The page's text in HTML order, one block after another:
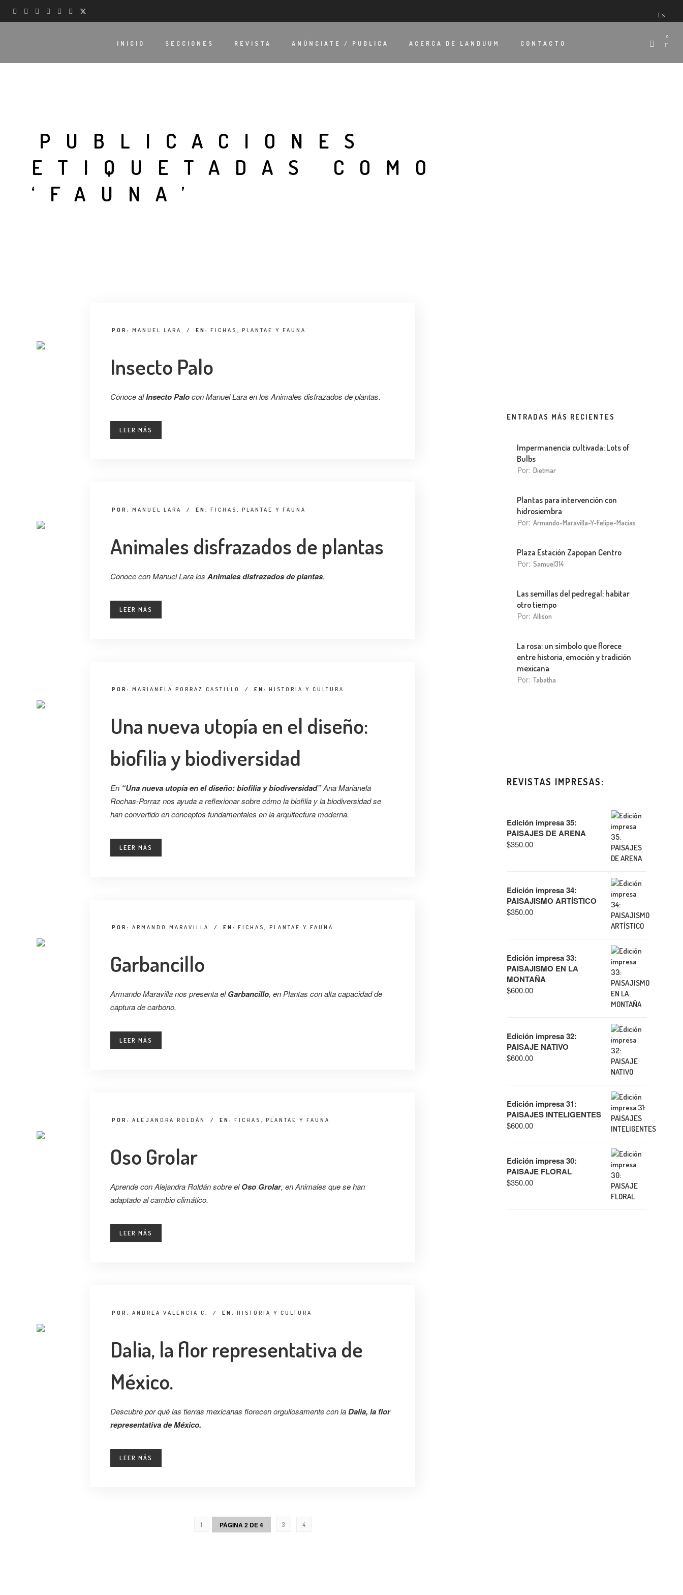
Es
INICIO SECCIONES REVISTA ANÚNCIATE / PUBLICA ACERCA DE LANDUUM CONTACTO
0
PUBLICACIONES
ETIQUETADAS COMO
‘FAUNA’
POR: MANUEL LARA / EN: FICHAS , PLANTAE Y FAUNA
Insecto Palo
Conoce alInsecto Palocon Manuel Lara en los Animales disfrazados de plantas.
LEER MÁS
POR: MANUEL LARA / EN: FICHAS , PLANTAE Y FAUNA
Animales disfrazados de plantas
Conoce con Manuel Lara los Animales disfrazados de plantas.
LEER MÁS
POR: MARIANELA PORRAZ CASTILLO / EN: HISTORIA Y CULTURA
Una nueva utopía en el diseño:
biofilia y biodiversidad
En “Una nueva utopía en el diseño: biofilia y biodiversidad”Ana Marianela
Rochas-Porraz nos ayuda a reflexionar sobre cómo la biofilia y la biodiversidad se
han convertido en conceptos fundamentales en la arquitectura moderna.
LEER MÁS
POR: ARMANDO MARAVILLA / EN: FICHAS , PLANTAE Y FAUNA
Garbancillo
Armando Maravilla nos presenta elGarbancillo, en Plantas con alta capacidad de
captura de carbono.
LEER MÁS
POR: ALEJANDRA ROLDÁN / EN: FICHAS , PLANTAE Y FAUNA
Oso Grolar
Aprende con Alejandra Roldán sobre elOso Grolar, en Animales que se han
adaptado al cambio climático.
LEER MÁS
POR: ANDREA VALENCIA C. / EN: HISTORIA Y CULTURA
Dalia, la flor representativa de
México.
Descubre por qué las tierras mexicanas florecen orgullosamente con laDalia, la flor
representativa de México.
LEER MÁS
1 PÁGINA 2 DE 4 3 4
ENTRADAS MÁS RECIENTES
Impermanencia cultivada: Lots of
Bulbs
Por: Dietmar
Plantas para intervención con
hidrosiembra
Por: Armando-Maravilla-Y-Felipe-Macias
Plaza Estación Zapopan Centro
Por: Samuel314
Las semillas del pedregal: habitar
otro tiempo
Por: Allison
La rosa: un símbolo que florece
entre historia, emoción y tradición
mexicana
Por: Tabatha
REVISTAS IMPRESAS:
Edición impresa 35:
PAISAJES DE ARENA
$350.00
Edición impresa 34:
PAISAJISMO ARTÍSTICO
$350.00
Edición impresa 33:
PAISAJISMO EN LA
MONTAÑA
$600.00
Edición impresa 32:
PAISAJE NATIVO
$600.00
Edición impresa 31:
PAISAJES INTELIGENTES
$600.00
Edición impresa 30:
PAISAJE FLORAL
$350.00